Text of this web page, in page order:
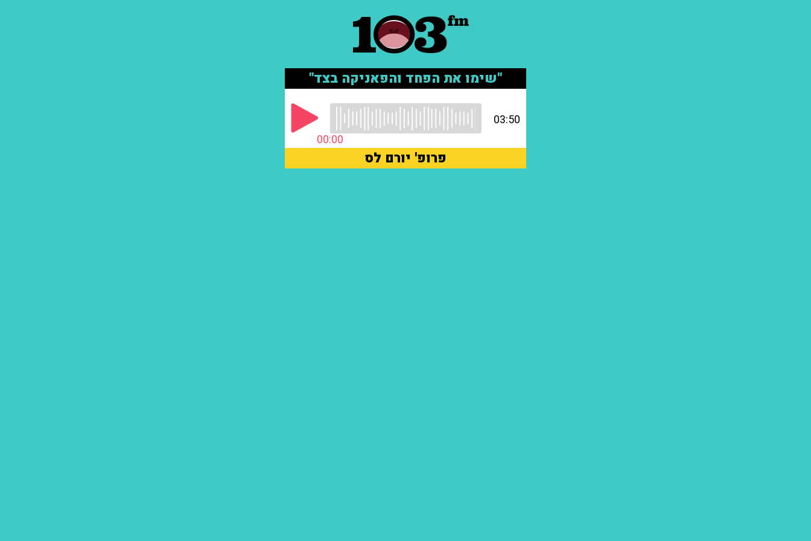
"שימו את הפחד והפאניקה בצד"
00:00
03:50
פרופ' יורם לס